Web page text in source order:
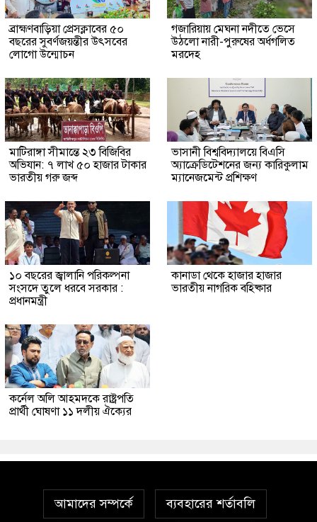
ব্রাহ্মণবাড়িয়া প্রেসক্লাবের ৫০
বছরের সুবর্ণজয়ন্তীর উৎসবের
লোগো উন্মোচন
গজারিয়ায় মেঘনা নদীতে ভেসে
উঠলো নারী-পুরুষের অর্ধগলিত
মরদেহ
মাটিরাঙ্গা সীমান্তে ২৩ বিজিবির
অভিযান: ৭ লাখ ৫০ হাজার টাকার
ভারতীয় গরু জব্দ
ভাসানী বিশ্ববিদ্যালয়ে বিএসি
অ্যাক্রেডিটেশনের জন্য কারিকুলাম
ম্যানেজমেন্ট প্রশিক্ষণ
১০ বছরের জ্বালানি পরিকল্পনা
সংসদে তুলে ধরবে সরকার :
প্রধানমন্ত্রী
কানাডা থেকে হাজার হাজার
ভারতীয় নাগরিক বহিষ্কার
কর্নেল অলি আহমদকে রাষ্ট্রপতি
প্রার্থী ঘোষণা ১১ দলীয় ঐক্যের
আমাদের সম্পর্কে ব্যবহারের শর্তাবলি